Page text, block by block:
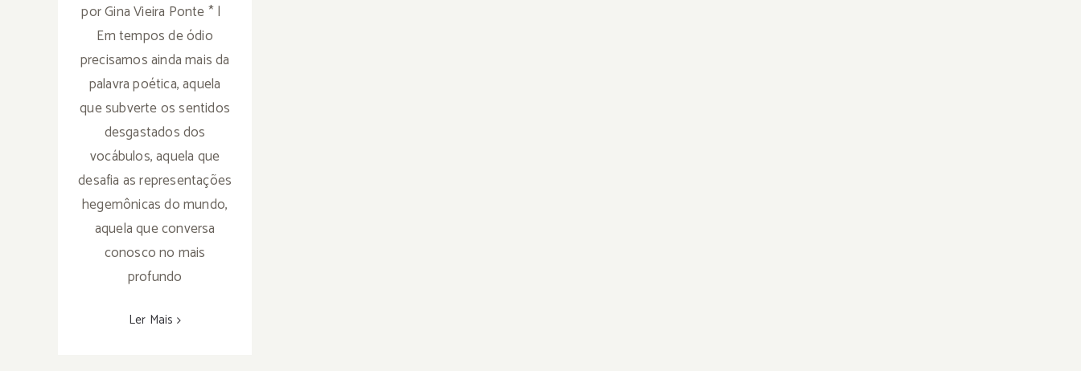
por Gina Vieira Ponte * |
Em tempos de ódio
precisamos ainda mais da
palavra poética, aquela
que subverte os sentidos
desgastados dos
vocábulos, aquela que
desafia as representações
hegemônicas do mundo,
aquela que conversa
conosco no mais
profundo
Ler Mais